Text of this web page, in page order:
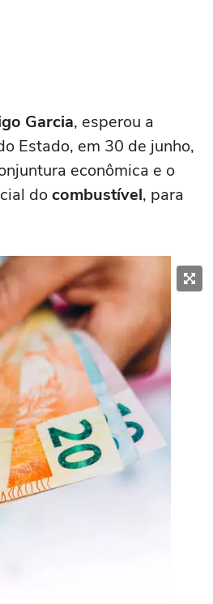
Garcia, esperou a
Estado, em 30 de junho,
econômica e o
docombustível, para